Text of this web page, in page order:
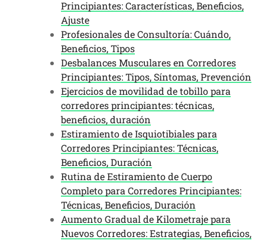
Principiantes: Características, Beneficios,
Ajuste
Profesionales de Consultoría: Cuándo,
Beneficios, Tipos
Desbalances Musculares en Corredores
Principiantes: Tipos, Síntomas, Prevención
Ejercicios de movilidad de tobillo para
corredores principiantes: técnicas,
beneficios, duración
Estiramiento de Isquiotibiales para
Corredores Principiantes: Técnicas,
Beneficios, Duración
Rutina de Estiramiento de Cuerpo
Completo para Corredores Principiantes:
Técnicas, Beneficios, Duración
Aumento Gradual de Kilometraje para
Nuevos Corredores: Estrategias, Beneficios,